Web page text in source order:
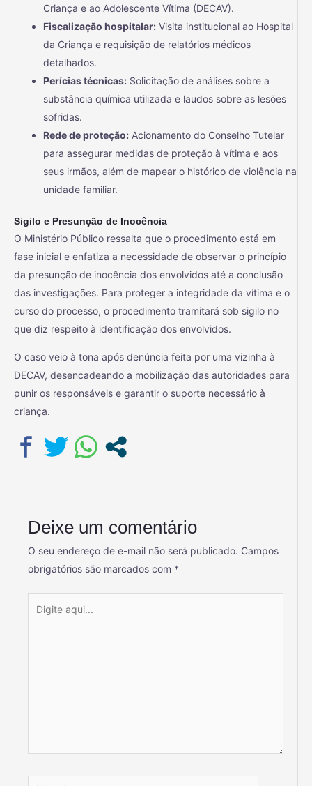
Criança e ao Adolescente Vítima (DECAV).
Fiscalização hospitalar: Visita institucional ao Hospital
da Criança e requisição de relatórios médicos
detalhados.
Perícias técnicas: Solicitação de análises sobre a
substância química utilizada e laudos sobre as lesões
sofridas.
Rede de proteção: Acionamento do Conselho Tutelar
para assegurar medidas de proteção à vítima e aos
seus irmãos, além de mapear o histórico de violência na
unidade familiar.
Sigilo e Presunção de Inocência
O Ministério Público ressalta que o procedimento está em
fase inicial e enfatiza a necessidade de observar o princípio
da presunção de inocência dos envolvidos até a conclusão
das investigações. Para proteger a integridade da vítima e o
curso do processo, o procedimento tramitará sob sigilo no
que diz respeito à identificação dos envolvidos.
O caso veio à tona após denúncia feita por uma vizinha à
DECAV, desencadeando a mobilização das autoridades para
punir os responsáveis e garantir o suporte necessário à
criança.
Deixe um comentário
O seu endereço de e-mail não será publicado. Campos
obrigatórios são marcados com *